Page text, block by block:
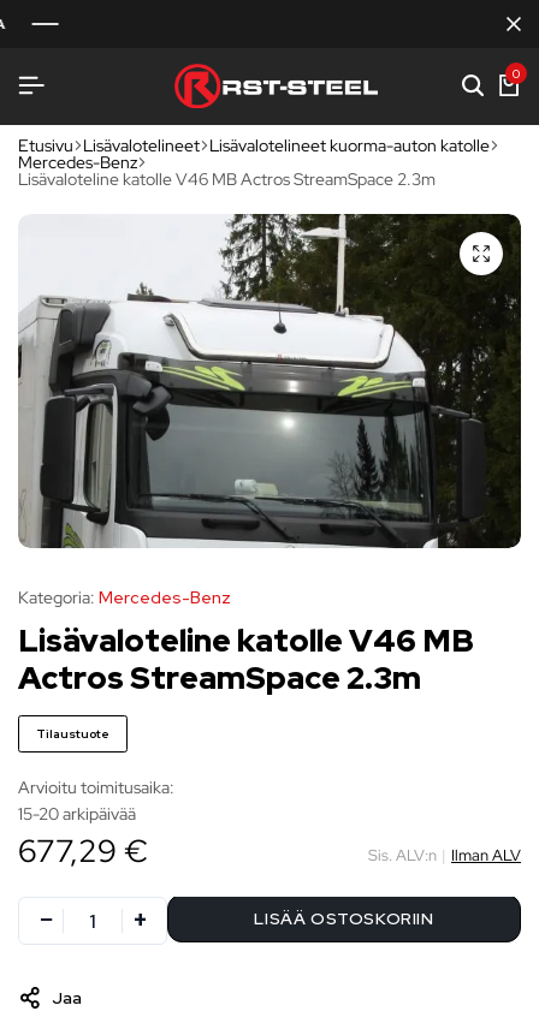
0
Etusivu Lisävalotelineet Lisävalotelineet kuorma-auton katolle
Mercedes-Benz
Lisävaloteline katolle V46 MB Actros StreamSpace 2.3m
Kategoria: Mercedes-Benz
Lisävaloteline katolle V46 MB
Actros StreamSpace 2.3m
Tilaustuote
Arvioitu toimitusaika:
15-20 arkipäivää
677,29 € Sis. ALV:n | Ilman ALV
LISÄÄ OSTOSKORIIN
Jaa